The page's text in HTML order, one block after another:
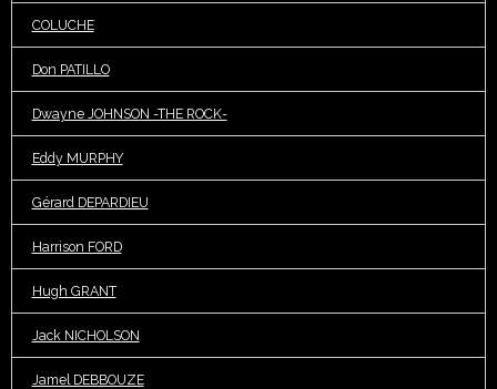
COLUCHE
Don PATILLO
Dwayne JOHNSON -THE ROCK-
Eddy MURPHY
Gérard DEPARDIEU
Harrison FORD
Hugh GRANT
Jack NICHOLSON
Jamel DEBBOUZE